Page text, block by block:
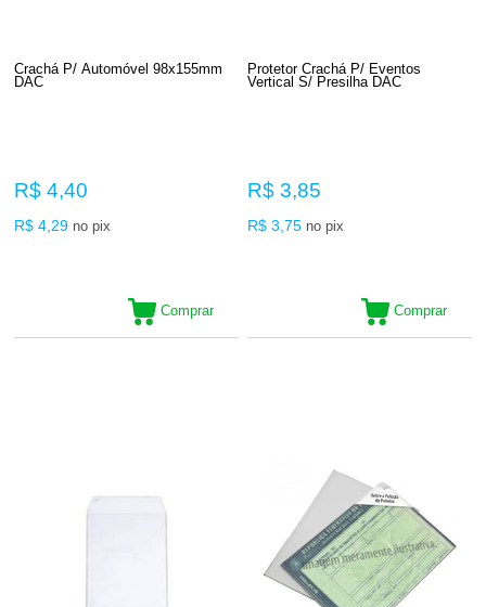
Crachá P/ Automóvel 98x155mm
DAC
R$ 4,40
R$ 4,29 no pix
Comprar
Protetor Crachá P/ Eventos
Vertical S/ Presilha DAC
R$ 3,85
R$ 3,75 no pix
Comprar